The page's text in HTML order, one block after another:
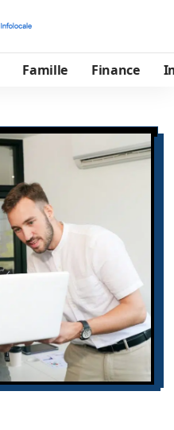
Famille Finance